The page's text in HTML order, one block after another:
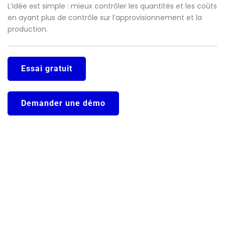
L’idée est simple : mieux contrôler les quantités et les coûts
en ayant plus de contrôle sur l’approvisionnement et la
production.
Essai gratuit
Demander une démo